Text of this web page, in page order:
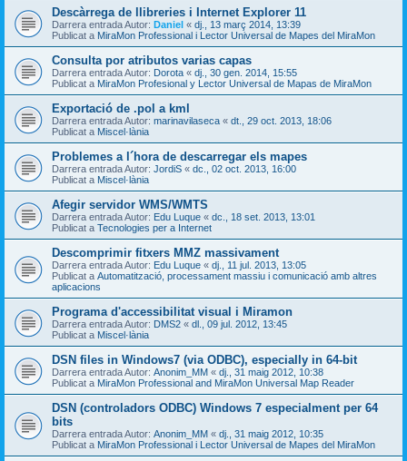
Descàrrega de llibreries i Internet Explorer 11
Darrera entrada Autor: Daniel « dj., 13 març 2014, 13:39
Publicat a MiraMon Professional i Lector Universal de Mapes del MiraMon
Consulta por atributos varias capas
Darrera entrada Autor: Dorota « dj., 30 gen. 2014, 15:55
Publicat a MiraMon Profesional y Lector Universal de Mapas de MiraMon
Exportació de .pol a kml
Darrera entrada Autor: marinavilaseca « dt., 29 oct. 2013, 18:06
Publicat a Miscel·lània
Problemes a l´hora de descarregar els mapes
Darrera entrada Autor: JordiS « dc., 02 oct. 2013, 16:00
Publicat a Miscel·lània
Afegir servidor WMS/WMTS
Darrera entrada Autor: Edu Luque « dc., 18 set. 2013, 13:01
Publicat a Tecnologies per a Internet
Descomprimir fitxers MMZ massivament
Darrera entrada Autor: Edu Luque « dj., 11 jul. 2013, 13:05
Publicat a Automatització, processament massiu i comunicació amb altres
aplicacions
Programa d'accessibilitat visual i Miramon
Darrera entrada Autor: DMS2 « dl., 09 jul. 2012, 13:45
Publicat a Miscel·lània
DSN files in Windows7 (via ODBC), especially in 64-bit
Darrera entrada Autor: Anonim_MM « dj., 31 maig 2012, 10:38
Publicat a MiraMon Professional and MiraMon Universal Map Reader
DSN (controladors ODBC) Windows 7 especialment per 64
bits
Darrera entrada Autor: Anonim_MM « dj., 31 maig 2012, 10:35
Publicat a MiraMon Professional i Lector Universal de Mapes del MiraMon